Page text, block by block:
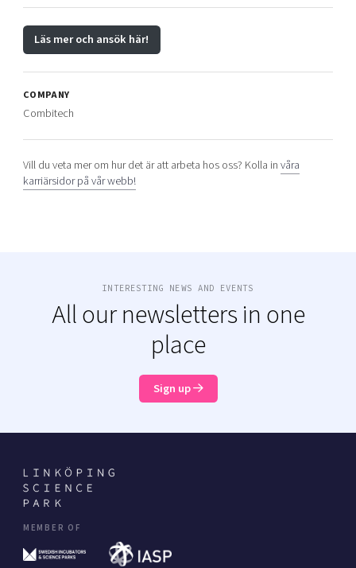
Läs mer och ansök här!
COMPANY
Combitech
Vill du veta mer om hur det är att arbeta hos oss? Kolla invåra
karriärsidor på vår webb!
INTERESTING NEWS AND EVENTS
All our newsletters in one
place
Sign up
MEMBER OF